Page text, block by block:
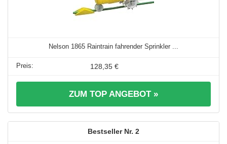
Nelson 1865 Raintrain fahrender Sprinkler ...
128,35 €
ZUM TOP ANGEBOT »
2